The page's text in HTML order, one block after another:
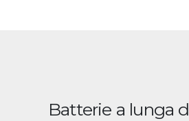
Batterie a lunga